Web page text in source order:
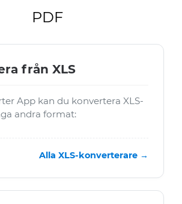
PDF
från XLS
App kan du konvertera XLS-
andra format:
Alla XLS-konverterare →